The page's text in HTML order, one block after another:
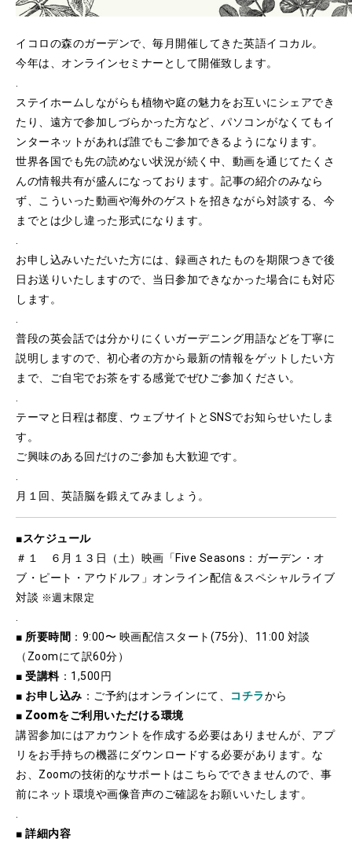
イコロの森のガーデンで、毎月開催してきた英語イコカル。
今年は、オンラインセミナーとして開催致します。
.
ステイホームしながらも植物や庭の魅力をお互いにシェアでき
たり、遠方で参加しづらかった方など、パソコンがなくてもイ
ンターネットがあれば誰でもご参加できるようになります。
世界各国でも先の読めない状況が続く中、動画を通じてたくさ
んの情報共有が盛んになっております。記事の紹介のみなら
ず、こういった動画や海外のゲストを招きながら対談する、今
までとは少し違った形式になります。
.
お申し込みいただいた方には、録画されたものを期限つきで後
日お送りいたしますので、当日参加できなかった場合にも対応
します。
.
普段の英会話では分かりにくいガーデニング用語などを丁寧に
説明しますので、初心者の方から最新の情報をゲットしたい方
まで、ご自宅でお茶をする感覚でぜひご参加ください。
.
テーマと日程は都度、ウェブサイトとSNSでお知らせいたしま
す。
ご興味のある回だけのご参加も大歓迎です。
.
月１回、英語脳を鍛えてみましょう。
■スケジュール
＃１ ６月１３日（土）映画「Five Seasons：ガーデン・オ
ブ・ピート・アウドルフ」オンライン配信＆スペシャルライブ
対談 ※週末限定
.
■ 所要時間 ：9:00〜 映画配信スタート(75分)、11:00 対談
（Zoomにて訳60分）
■ 受講料：1,500円
■ お申し込み ：ご予約はオンラインにて、 コチラから
■ Zoomをご利用いただける環境
講習参加にはアカウントを作成する必要はありませんが、アプ
リをお手持ちの機器にダウンロードする必要があります。な
お、Zoomの技術的なサポートはこちらでできませんので、事
前にネット環境や画像音声のご確認をお願いいたします。
.
■ 詳細内容